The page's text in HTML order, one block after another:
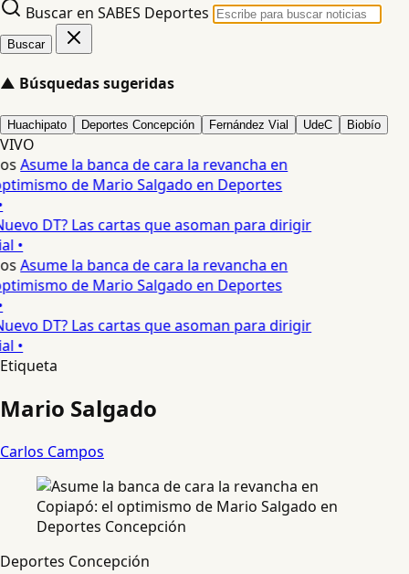
Buscar en SABES Deportes
Buscar
▲ Búsquedas sugeridas
Huachipato Deportes Concepción Fernández Vial UdeC Biobío
VIVO
Asume la banca de cara la revancha en
de Mario Salgado en Deportes
DT? Las cartas que asoman para dirigir
•
Asume la banca de cara la revancha en
de Mario Salgado en Deportes
DT? Las cartas que asoman para dirigir
•
Etiqueta
Mario Salgado
Carlos Campos
Deportes Concepción